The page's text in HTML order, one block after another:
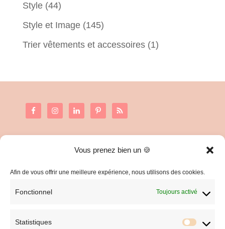
Vous prenez bien un 🍪
Afin de vous offrir une meilleure expérience, nous utilisons des cookies.
Fonctionnel Toujours activé
Statistiques
Style(44)
Style et Image(145)
Trier vêtements et accessoires(1)
C.G.V. et Mentions Légales
Politique de confidentialité